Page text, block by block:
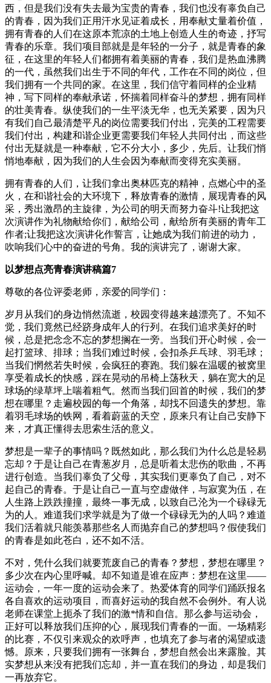
西，但是我们没有失去最为宝贵的青春，我们也没有辜负自己
的青春，因为我们正用汗水见证着成长，用奉献丈量着价值，
拥有青春的人们在这原本荒凉的土地上创造人生的奇迹，抒写
青春的乐章。我们项目部就是是年轻的一分子，就是青春的象
征，在这里的年轻人们都拥有着美丽的青春，我们是热血沸腾
的一代，虽然我们出生于不同的年代，工作在不同的岗位，但
我们拥有一个共同的家。在这里，我们信守着同样的企业精
神，写下同样的奉献承诺，怀揣着同样奋斗的梦想，拥有同样
的壮美青春。纵使我们的一生平淡无华，也无关紧要，因为只
有我们自己最清楚平凡的岗位需要我们付出，完美的工程需要
我们付出，构建和谐企业更需要我们年轻人共同付出，而这些
付出无疑就是一种奉献，它不分大小，多少，先后。让我们悄
悄地奉献，因为我们的人生会因为奉献而变得充实美丽。
拥有青春的人们，让我们拿出奥林匹克的精神，点燃心中的圣
火，在和谐社会的大环境下，释放青春的激情，展现青春的风
采，秀出激昂的主旋律，为公司的明天而努力奋斗!让我把这
次演讲作为礼物献给你们，献给公司，献给所有美丽的青年工
作者;让我把这次演讲化作誓言，让她成为我们前进的动力，
吹响我们心中的奋进的号角。我的演讲完了，谢谢大家。
以梦想点亮青春演讲稿篇7
尊敬的各位评委老师，亲爱的同学们：
岁月从我们的身边悄然流逝，校园变得越来越漂亮了。不知不
觉，我们竟然已经跻身成年人的行列。在我们追求美好的时
候，总是把念念不忘的梦想搁在一旁。当我们开心时候，会一
起打篮球、排球；当我们难过时候，会扣杀乒乓球、羽毛球；
当我们惘然若失时候，会疯狂的赛跑。我们躲在温暖的被窝里
享受着成长的快感，踩在晃动的吊椅上荡秋天，躺在宽大的足
球场的绿草坪上喘着粗气。然而当我们回首的时候，我们的梦
想在哪里？走遍校园的每一个角落，却找不回遗失的梦想。靠
着羽毛球场的铁网，看着蔚蓝的天空，原来只有让自己安静下
来，才真正懂得去思索生活的意义。
梦想是一辈子的事情吗？既然如此，那么我们为什么总是轻易
忘却？于是让自己在青葱岁月，总是听着太悲伤的歌曲，不再
进行创造。当我们辜负了父母，其实我们更辜负了自己，对不
起自己的青春。于是让自己一直与空虚做伴，与寂寞为伍，在
人生路上跌跌撞撞，最终一事无成，以致自己沦为一个碌碌无
为的人。难道我们求学就是为了做一个碌碌无为的人吗？难道
我们活着就只能羡慕那些名人而抛弃自己的梦想吗？假使我们
的青春是如此苍白，还不如不活。
不对，凭什么我们就要荒废自己的青春？梦想，梦想在哪里？
多少次在内心里呼喊。却不知道是谁在应声：梦想在这里——
运动会，一年一度的运动会来了。热爱体育的同学们踊跃报名
各自喜欢的运动项目，而喜好运动的我自然不会例外。有人说
老师在课堂上扼杀了我们的激*情和自信。那么参与运动会，
正好可以释放我们压抑的心，展现我们青春的一面。一场精彩
的比赛，不仅引来观众的欢呼声，也填充了参与者的渴望或遗
憾。原来，只要我们拥有一张舞台，梦想自然会出来露脸。其
实梦想从来没有把我们忘却，并一直在我们的身边，却是我们
一再放弃它。